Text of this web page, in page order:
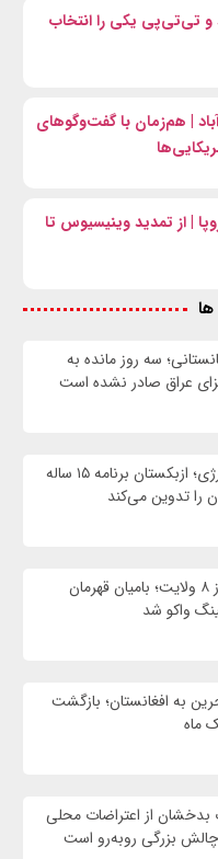
و تی‌تی‌پی یکی را انتخاب
| هم‌زمان با گفت‌وگوهای
| از تمدید وینیسیوس تا
ها
سه روز مانده به
عراق صادر نشده است
نقشه راه مشترک انرژی؛ ازبکستان برنامه ۱۵ ساله
را تدوین می‌کند
حضور ۱۲۰ ورزشکار از ۸ ولایت؛ بامیان قهرمان
واکو شد
به افغانستان؛ بازگشت
از اعتراضات محلی
چالش بزرگی روبه‌رو است